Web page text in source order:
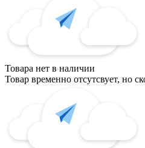
Товара нет в наличии
Товар временно отсутсвует, но